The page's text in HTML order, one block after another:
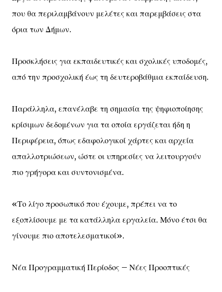
που θα περιλαμβάνουν μελέτες και παρεμβάσεις στα
όρια των Δήμων.
Προσκλήσεις για εκπαιδευτικές και σχολικές υποδομές,
από την προσχολική έως τη δευτεροβάθμια εκπαίδευση.
Παράλληλα, επανέλαβε τη σημασία της ψηφιοποίησης
κρίσιμων δεδομένων για τα οποία εργάζεται ήδη η
Περιφέρεια, όπως εδαφολογικοί χάρτες και αρχεία
απαλλοτριώσεων, ώστε οι υπηρεσίες να λειτουργούν
πιο γρήγορα και συντονισμένα.
«Το λίγο προσωπικό που έχουμε, πρέπει να το
εξοπλίσουμε με τα κατάλληλα εργαλεία. Μόνο έτσι θα
γίνουμε πιο αποτελεσματικοί».
Νέα Προγραμματική Περίοδος – Νέες Προοπτικές